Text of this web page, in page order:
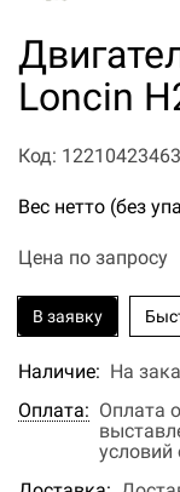
Loncin
Код: 12210423463
Вес нетто (без
Цена по запросу
В заявку
Наличие: На
Оплата: Оплата
условий